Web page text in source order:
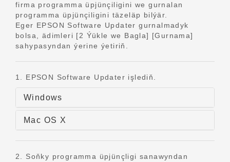
firma programma üpjünçiligini we gurnalan
programma üpjünçiligini täzeläp bilýär.
Eger EPSON Software Updater gurnalmadyk
bolsa, ädimleri [2 Ýükle we Bagla] [Gurnama]
sahypasyndan ýerine ýetiriň.
1. EPSON Software Updater işlediň.
Windows
Mac OS X
2. Soňky programma üpjünçligi sanawyndan